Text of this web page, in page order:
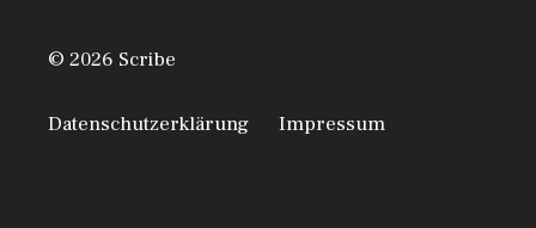
© 2026 Scribe
Datenschutzerklärung Impressum